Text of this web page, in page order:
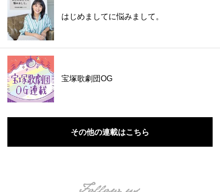
はじめましてに悩みまして。
宝塚歌劇団OG
その他の連載はこちら